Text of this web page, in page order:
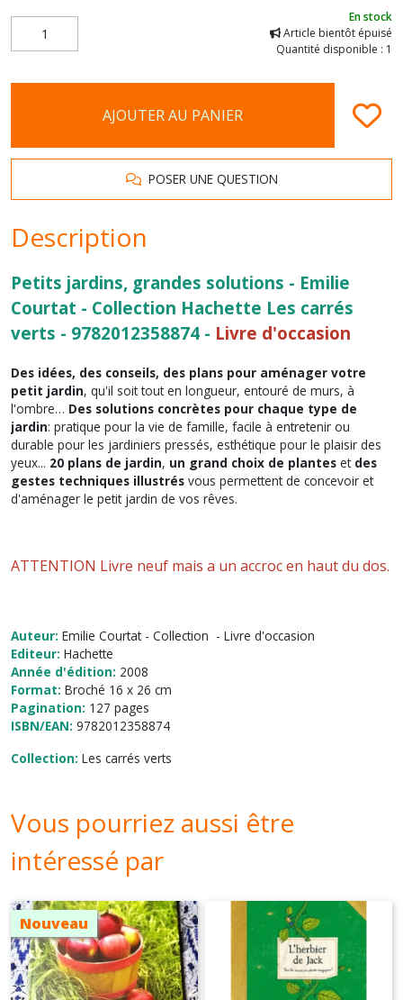
En stock
Article bientôt épuisé
Quantité disponible : 1
AJOUTER AU PANIER
POSER UNE QUESTION
Description
Petits jardins, grandes solutions - Emilie
Courtat - Collection Hachette Les carrés
verts - 9782012358874 - Livre d'occasion
Des idées, des conseils, des plans pour aménager votre
petit jardin, qu'il soit tout en longueur, entouré de murs, à
l'ombre… Des solutions concrètes pour chaque type de
jardin: pratique pour la vie de famille, facile à entretenir ou
durable pour les jardiniers pressés, esthétique pour le plaisir des
yeux... 20 plans de jardin, un grand choix de plantes et des
gestes techniques illustrés vous permettent de concevoir et
d'aménager le petit jardin de vos rêves.
ATTENTION Livre neuf mais a un accroc en haut du dos.
Auteur: Emilie Courtat - Collection - Livre d'occasion
Editeur: Hachette
Année d'édition: 2008
Format: Broché 16 x 26 cm
Pagination: 127 pages
ISBN/EAN: 9782012358874
Collection: Les carrés verts
Vous pourriez aussi être
intéressé par
Nouveau